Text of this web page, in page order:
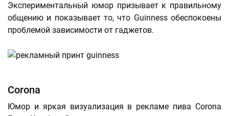
Экспериментальный юмор призывает к правильному
общению и показывает то, что Guinness обеспокоены
проблемой зависимости от гаджетов.
Corona
Юмор и яркая визуализация в рекламе пива Corona